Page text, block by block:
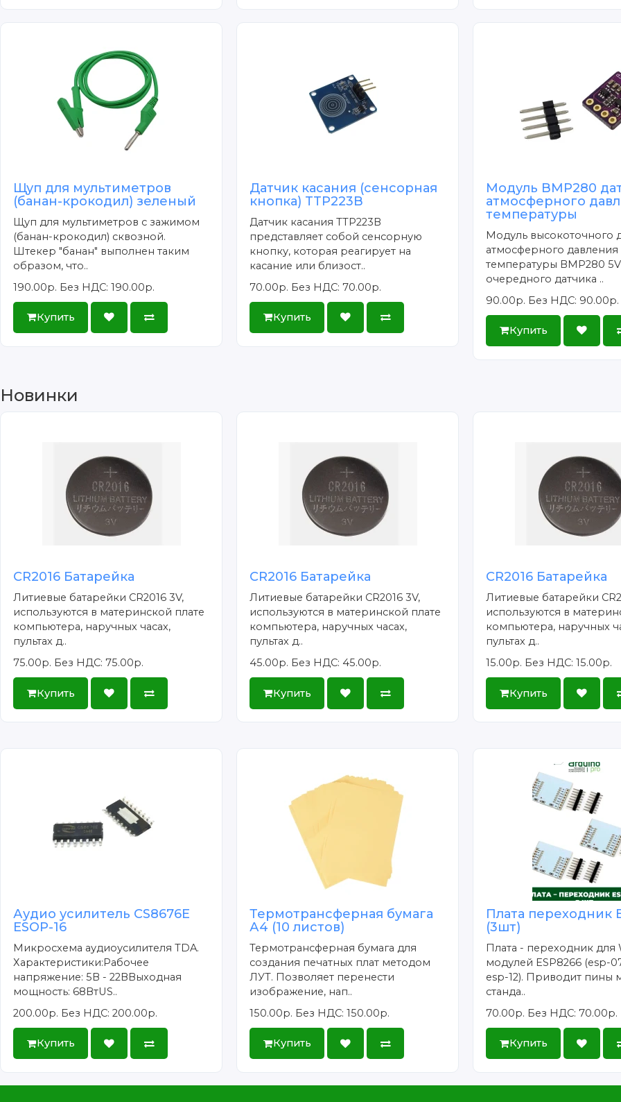
Щуп для мультиметров
(банан-крокодил) зеленый
Щуп для мультиметров с зажимом
(банан-крокодил) сквозной.
Штекер "банан" выполнен таким
образом, что..
190.00р. Без НДС: 190.00р.
Купить
Датчик касания (сенсорная
кнопка) TTP223B
Датчик касания TTP223B
представляет собой сенсорную
кнопку, которая реагирует на
касание или близост..
70.00р. Без НДС: 70.00р.
Купить
Модуль BMP280
атмосферного
температуры
Модуль высокоточного
атмосферного давления
температуры BMP280 5V
очередного датчика ..
90.00р. Без НДС: 90.00р.
Купить
Новинки
CR2016 Батарейка
Литиевые батарейки CR2016 3V,
используются в материнской плате
компьютера, наручных часах,
пультах д..
75.00р. Без НДС: 75.00р.
Купить
CR2016 Батарейка
Литиевые батарейки CR2016 3V,
используются в материнской плате
компьютера, наручных часах,
пультах д..
45.00р. Без НДС: 45.00р.
Купить
CR2016 Батарейка
Литиевые батарейки
используются в
компьютера, наручных
пультах д..
15.00р. Без НДС: 15.00р.
Купить
Аудио усилитель CS8676E
ESOP-16
Микросхема аудиоусилителя TDA.
Характеристики:Рабочее
напряжение: 5В - 22ВВыходная
мощность: 68ВтUS..
200.00р. Без НДС: 200.00р.
Купить
Термотрансферная бумага
А4 (10 листов)
Термотрансферная бумага для
создания печатных плат методом
ЛУТ. Позволяет перенести
изображение, нап..
150.00р. Без НДС: 150.00р.
Купить
Плата переходник
(3шт)
Плата - переходник для
модулей ESP8266 (esp-
esp-12). Приводит пины
станда..
70.00р. Без НДС: 70.00р.
Купить